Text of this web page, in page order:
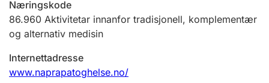
Næringskode
86.960 Aktivitetar innanfor tradisjonell, komplementær
og alternativ medisin
Internettadresse
www.naprapatoghelse.no/